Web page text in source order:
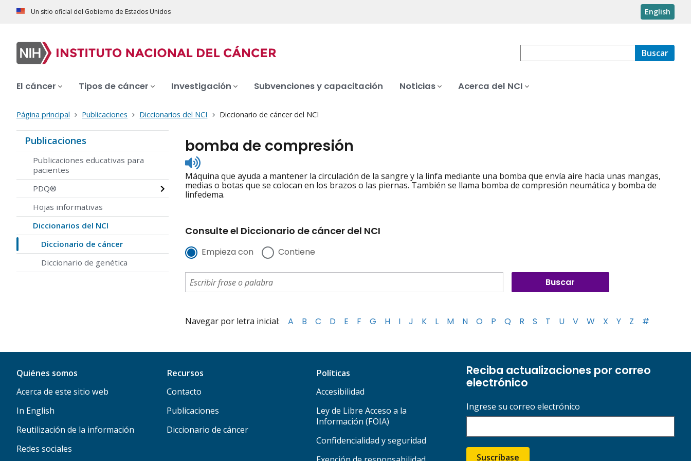
Un sitio oficial del Gobierno de Estados Unidos English
Buscar
El cáncer Tipos de cáncer Investigación Subvenciones y capacitación Noticias Acerca del NCI
Página principal Publicaciones Diccionarios del NCI Diccionario de cáncer del NCI
Publicaciones
Publicaciones educativas para
pacientes
PDQ®
Hojas informativas
Diccionarios del NCI
Diccionario de cáncer
Diccionario de genética
bomba de compresión
Listen
to
pronunciation
Máquina que ayuda a mantener la circulación de la sangre y la linfa mediante una bomba que envía aire hacia unas mangas,
medias o botas que se colocan en los brazos o las piernas. También se llama bomba de compresión neumática y bomba de
linfedema.
Consulte el Diccionario de cáncer del NCI
Empieza con Contiene
Navegar por letra inicial: A B C D E F G H I J K L M N O P Q R S T U V W X Y Z #
Quiénes somos
Acerca de este sitio web
In English
Reutilización de la información
Redes sociales
Recursos
Contacto
Publicaciones
Diccionario de cáncer
Políticas
Accesibilidad
Ley de Libre Acceso a la
Información (FOIA)
Confidencialidad y seguridad
Reciba actualizaciones por correo
electrónico
Ingrese su correo electrónico
Suscríbase